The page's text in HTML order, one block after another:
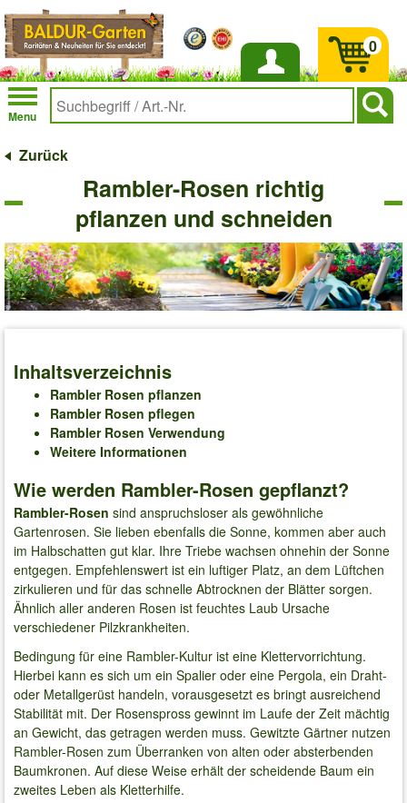
Anmelden
Menu
0
Zurück
Rambler-Rosen richtig
pflanzen und schneiden
Inhaltsverzeichnis
Rambler Rosen pflanzen
Rambler Rosen pflegen
Rambler Rosen Verwendung
Weitere Informationen
Wie werden Rambler-Rosen gepflanzt?
Rambler-Rosen sind anspruchsloser als gewöhnliche
Gartenrosen. Sie lieben ebenfalls die Sonne, kommen aber auch
im Halbschatten gut klar. Ihre Triebe wachsen ohnehin der Sonne
entgegen. Empfehlenswert ist ein luftiger Platz, an dem Lüftchen
zirkulieren und für das schnelle Abtrocknen der Blätter sorgen.
Ähnlich aller anderen Rosen ist feuchtes Laub Ursache
verschiedener Pilzkrankheiten.
Bedingung für eine Rambler-Kultur ist eine Klettervorrichtung.
Hierbei kann es sich um ein Spalier oder eine Pergola, ein Draht-
oder Metallgerüst handeln, vorausgesetzt es bringt ausreichend
Stabilität mit. Der Rosenspross gewinnt im Laufe der Zeit mächtig
an Gewicht, das getragen werden muss. Gewitzte Gärtner nutzen
Rambler-Rosen zum Überranken von alten oder absterbenden
Baumkronen. Auf diese Weise erhält der scheidende Baum ein
zweites Leben als Kletterhilfe.